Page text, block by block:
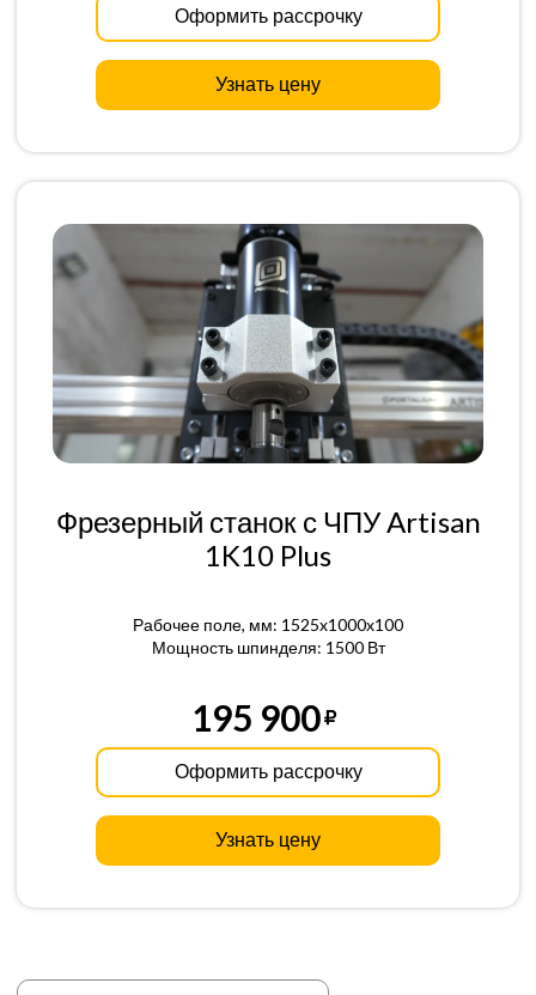
Оформить рассрочку
Узнать цену
Фрезерный станок с ЧПУ Artisan
1K10 Plus
Рабочее поле, мм: 1525x1000x100
Мощность шпинделя: 1500 Вт
195 900
Оформить рассрочку
Узнать цену